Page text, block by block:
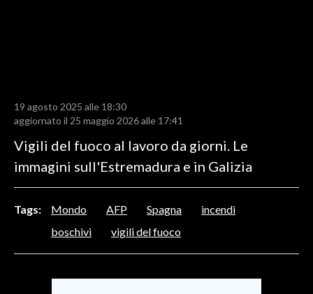
RISULTATI E CLASSIFICHE
CALCIO REGIONALE
BASKET
MOTORI
ALTRI SPORT
19 agosto 2025 alle 18:30
aggiornato il 25 maggio 2026 alle 17:41
Vigili del fuoco al lavoro da giorni. Le
immagini sull'Estremadura e in Galizia
Tags: Mondo AFP Spagna
incendi
boschivi
vigili del fuoco